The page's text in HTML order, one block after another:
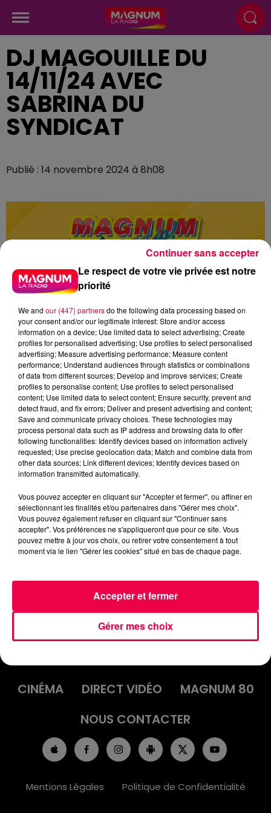
DJ MAGOUILLE DU
14/11/24 AVEC
SABRINA DU
SYNDICAT
Publié : 14 novembre 2024 à 8h08
DJ Magouille
Crédit :DJ Magouille
podcasts/2024/11/DJMAG141124.mp3
INFOS
EMISSIONS
CINÉMA
DIRECT VIDÉO
MAGNUM 80
NOUS CONTACTER
Mentions Légales Politique de Confidentialité
Le respect de votre vie privée est notre
priorité
We and our (447) partnersdo the following data processing based on
your consent and/or our legitimate interest: Store and/or access
information on a device; Use limited data to select advertising; Create
profiles for personalised advertising; Use profiles to select personalised
advertising; Measure advertising performance; Measure content
performance; Understand audiences through statistics or combinations
of data from different sources; Develop and improve services; Create
profiles to personalise content; Use profiles to select personalised
content; Use limited data to select content; Ensure security, prevent and
detect fraud, and fix errors; Deliver and present advertising and content;
Save and communicate privacy choices. These technologies may
process personal data such as IP address and browsing data to offer
following functionalities: Identify devices based on information actively
requested; Use precise geolocation data; Match and combine data from
other data sources; Link different devices; Identify devices based on
information transmitted automatically.
Vous pouvez accepter en cliquant sur "Accepter et fermer", ou affiner en
sélectionnant les finalités et/ou partenaires dans "Gérer mes choix".
Vous pouvez également refuser en cliquant sur "Continuer sans
accepter". Vos préférences ne s'appliqueront que pour ce site. Vous
pouvez mettre à jour vos choix, ou retirer votre consentement à tout
moment via le lien "Gérer les cookies" situé en bas de chaque page.
Gérer mes choix
Accepter et fermer
Continuer sans accepter